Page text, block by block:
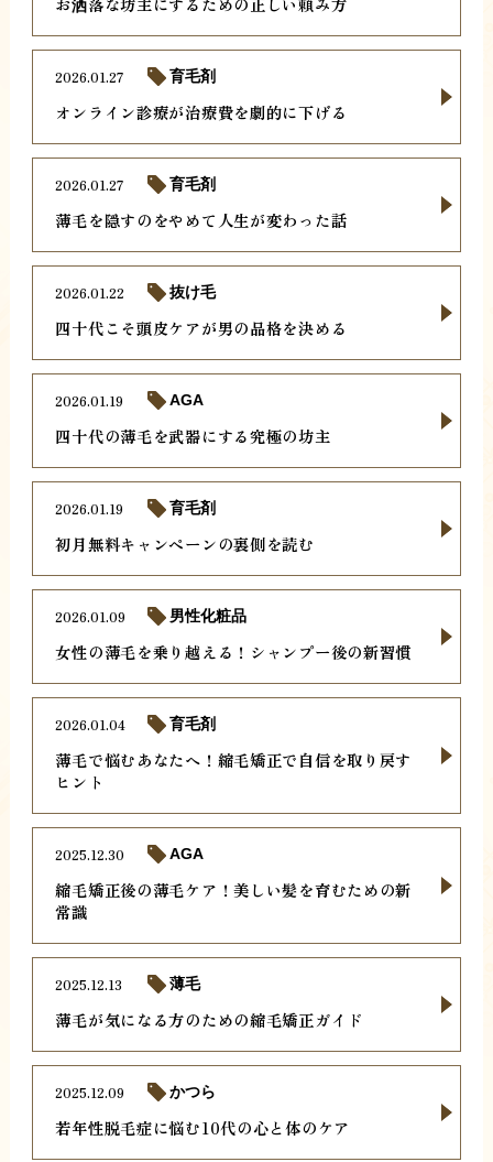
オンライン診療が治療費を劇的に下げる
2026.01.27 育毛剤
薄毛を隠すのをやめて人生が変わった話
2026.01.27 育毛剤
四十代こそ頭皮ケアが男の品格を決める
2026.01.22 抜け毛
四十代の薄毛を武器にする究極の坊主
2026.01.19 AGA
初月無料キャンペーンの裏側を読む
2026.01.19 育毛剤
女性の薄毛を乗り越える！シャンプー後の新習慣
2026.01.09 男性化粧品
薄毛で悩むあなたへ！縮毛矯正で自信を取り戻す
ヒント
2026.01.04 育毛剤
縮毛矯正後の薄毛ケア！美しい髪を育むための新
常識
2025.12.30 AGA
薄毛が気になる方のための縮毛矯正ガイド
2025.12.13 薄毛
若年性脱毛症に悩む10代の心と体のケア
2025.12.09 かつら